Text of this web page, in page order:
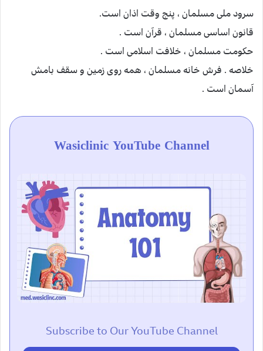
سرود ملی مسلمان ، پنج وقت اذان است.
قانون اساسی مسلمان ، قرآن است .
حکومت مسلمان ، خلافت اسلامی است .
خلاصه . فرش خانه مسلمان ، همه روی زمین و سقف بامش
آسمان است .
Wasiclinic YouTube Channel
Subscribe to Our YouTube Channel